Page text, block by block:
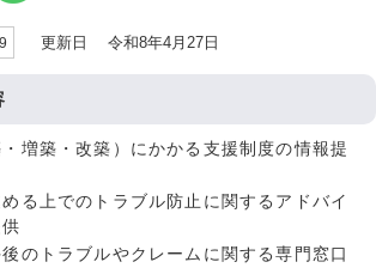
更新日 令和8年4月27日
増築・改築）にかかる支援制度の情報提
る上でのトラブル防止に関するアドバイ
のトラブルやクレームに関する専門窓口